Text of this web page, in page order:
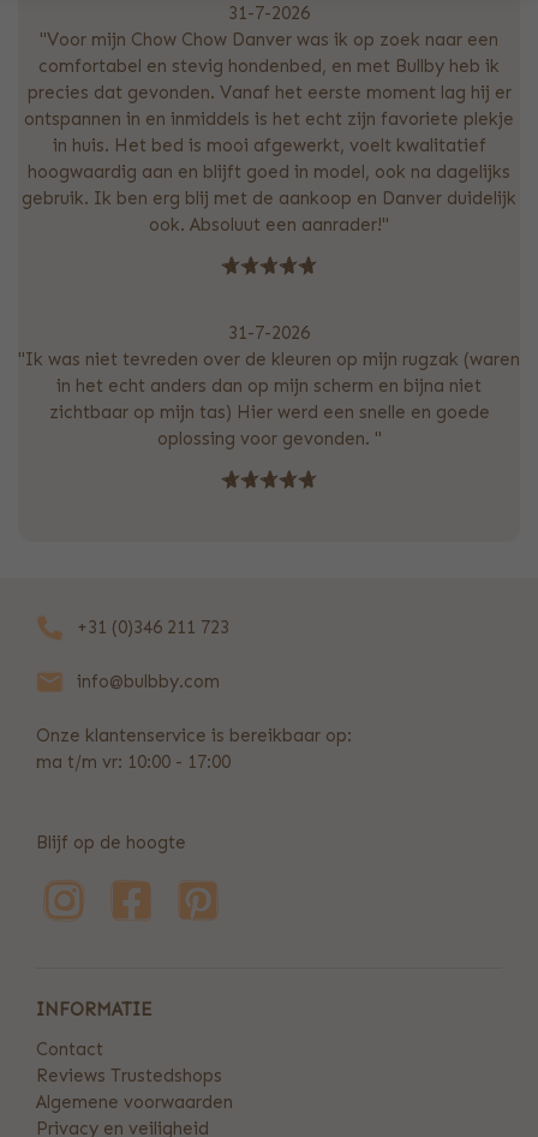
31-7-2026
"Voor mijn Chow Chow Danver was ik op zoek naar een
comfortabel en stevig hondenbed, en met Bullby heb ik
precies dat gevonden. Vanaf het eerste moment lag hij er
ontspannen in en inmiddels is het echt zijn favoriete plekje
in huis. Het bed is mooi afgewerkt, voelt kwalitatief
hoogwaardig aan en blijft goed in model, ook na dagelijks
gebruik. Ik ben erg blij met de aankoop en Danver duidelijk
ook. Absoluut een aanrader!"
31-7-2026
"Ik was niet tevreden over de kleuren op mijn rugzak (waren
in het echt anders dan op mijn scherm en bijna niet
zichtbaar op mijn tas) Hier werd een snelle en goede
oplossing voor gevonden. "
+31 (0)346 211 723
info@bulbby.com
Onze klantenservice is bereikbaar op:
ma t/m vr: 10:00 - 17:00
Blijf op de hoogte
INFORMATIE
Contact
Reviews Trustedshops
Algemene voorwaarden
Privacy en veiligheid